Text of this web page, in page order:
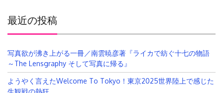
最近の投稿
写真欲が沸き上がる一冊／南雲暁彦著『ライカで紡ぐ十七の物語
～The Lensgraphy そして写真に帰る』
ようやく言えたWelcome To Tokyo！東京2025世界陸上で感じた